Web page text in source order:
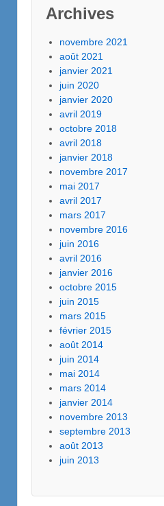
Archives
novembre 2021
août 2021
janvier 2021
juin 2020
janvier 2020
avril 2019
octobre 2018
avril 2018
janvier 2018
novembre 2017
mai 2017
avril 2017
mars 2017
novembre 2016
juin 2016
avril 2016
janvier 2016
octobre 2015
juin 2015
mars 2015
février 2015
août 2014
juin 2014
mai 2014
mars 2014
janvier 2014
novembre 2013
septembre 2013
août 2013
juin 2013